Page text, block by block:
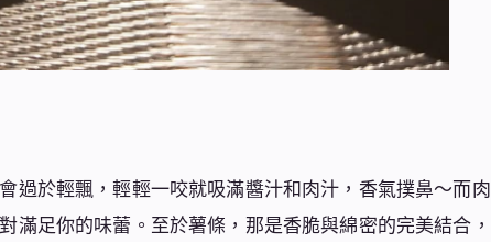
過於輕飄，輕輕一咬就吸滿醬汁和肉汁，香氣撲鼻～而肉
滿足你的味蕾。至於薯條，那是香脆與綿密的完美結合，